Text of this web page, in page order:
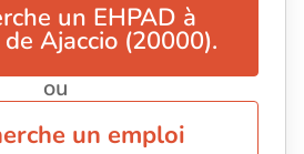
un EHPAD à
Ajaccio (20000).
ou
un emploi